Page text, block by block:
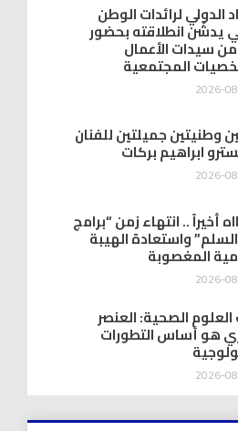
الدولي لرائدات الوطن
يدشّن انطلاقته بحضور
سيدات الأعمال
المجتمعية
وطنيتين جميلتين للفنان
ابراهيم بركات
أخيراً .. انتهاء زمن “برامج
واستعادة الهيبة
المغصوبة
الصحية: العنصر
هو أساس التطورات